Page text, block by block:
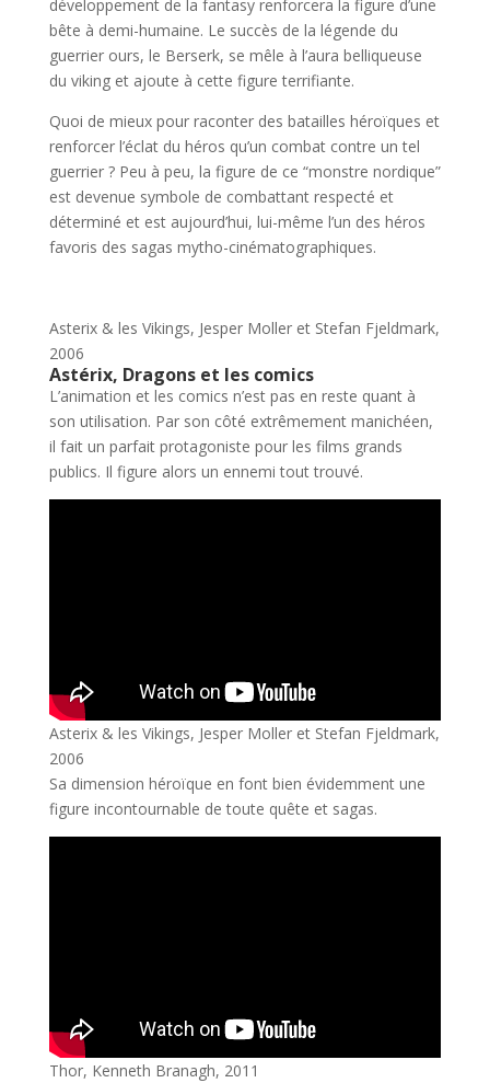
développement de la fantasy renforcera la figure d’une
bête à demi-humaine. Le succès de la légende du
guerrier ours, le Berserk, se mêle à l’aura belliqueuse
du viking et ajoute à cette figure terrifiante.
Quoi de mieux pour raconter des batailles héroïques et
renforcer l’éclat du héros qu’un combat contre un tel
guerrier ? Peu à peu, la figure de ce “monstre nordique”
est devenue symbole de combattant respecté et
déterminé et est aujourd’hui, lui-même l’un des héros
favoris des sagas mytho-cinématographiques.
Asterix & les Vikings, Jesper Moller et Stefan Fjeldmark,
2006
Astérix, Dragons et les comics
L’animation et les comics n’est pas en reste quant à
son utilisation. Par son côté extrêmement manichéen,
il fait un parfait protagoniste pour les films grands
publics. Il figure alors un ennemi tout trouvé.
Asterix & les Vikings, Jesper Moller et Stefan Fjeldmark,
2006
Sa dimension héroïque en font bien évidemment une
figure incontournable de toute quête et sagas.
Thor, Kenneth Branagh, 2011